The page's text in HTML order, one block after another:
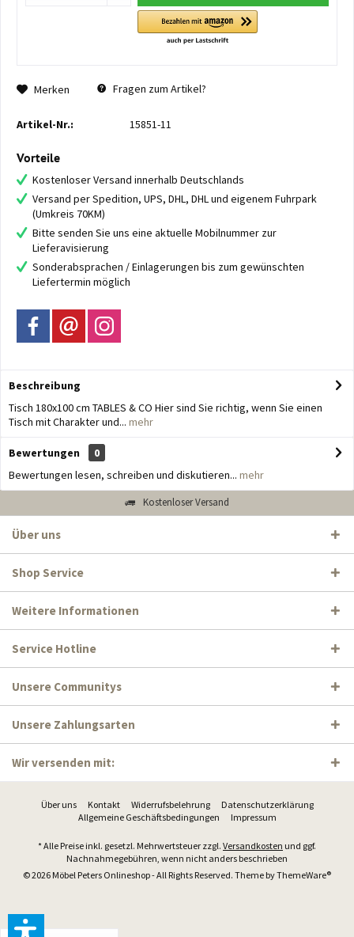
Merken Fragen zum Artikel?
Artikel-Nr.: 15851-11
Vorteile
Kostenloser Versand innerhalb Deutschlands
Versand per Spedition, UPS, DHL, DHL und eigenem Fuhrpark
(Umkreis 70KM)
Bitte senden Sie uns eine aktuelle Mobilnummer zur
Lieferavisierung
Sonderabsprachen / Einlagerungen bis zum gewünschten
Liefertermin möglich
Beschreibung
Tisch 180x100 cm TABLES & CO Hier sind Sie richtig, wenn Sie einen
Tisch mit Charakter und... mehr
Bewertungen
0
Bewertungen lesen, schreiben und diskutieren... mehr
Kostenloser Versand
Über uns
Shop Service
Weitere Informationen
Service Hotline
Unsere Communitys
Unsere Zahlungsarten
Wir versenden mit:
Über uns Kontakt Widerrufsbelehrung
Datenschutzerklärung
Allgemeine Geschäftsbedingungen
Impressum
* Alle Preise inkl. gesetzl. Mehrwertsteuer zzgl. Versandkosten und ggf.
Nachnahmegebühren, wenn nicht anders beschrieben
© 2026 Möbel Peters Onlineshop - All Rights Reserved. Theme byThemeWare®